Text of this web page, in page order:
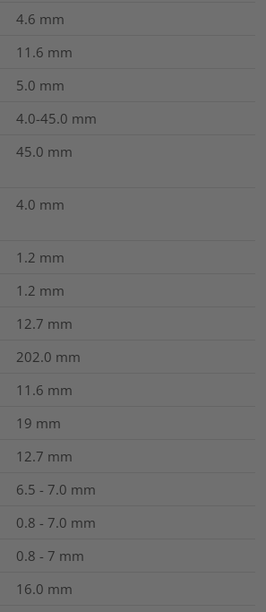
4.6 mm
11.6 mm
5.0 mm
4.0-45.0 mm
45.0 mm
4.0 mm
1.2 mm
1.2 mm
12.7 mm
202.0 mm
11.6 mm
19 mm
12.7 mm
6.5 - 7.0 mm
0.8 - 7.0 mm
0.8 - 7 mm
16.0 mm